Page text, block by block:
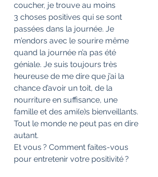
coucher, je trouve au moins
3 choses positives qui se sont
passées dans la journée. Je
m’endors avec le sourire même
quand la journée n’a pas été
géniale. Je suis toujours très
heureuse de me dire que j’ai la
chance d’avoir un toit, de la
nourriture en suffisance, une
famille et des ami(e)s bienveillants.
Tout le monde ne peut pas en dire
autant.
Et vous ? Comment faites-vous
pour entretenir votre positivité ?